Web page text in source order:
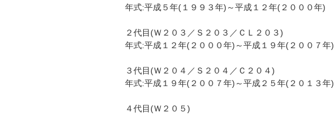
年式:平成５年(１９９３年)～平成１２年(２０００年)
２代目(Ｗ２０３／Ｓ２０３／ＣＬ２０３)
年式:平成１２年(２０００年)～平成１９年(２００７年)
３代目(Ｗ２０４／Ｓ２０４／Ｃ２０４)
年式:平成１９年(２００７年)～平成２５年(２０１３年)
４代目(Ｗ２０５)